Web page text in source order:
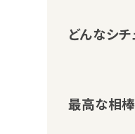
どんなシチ
最高な相棒